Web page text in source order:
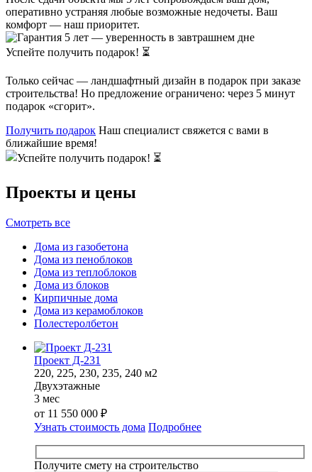
оперативно устраняя любые возможные недочеты. Ваш
комфорт — наш приоритет.
Успейте получить подарок! ⏳
Только сейчас — ландшафтный дизайн в подарок при заказе
строительства! Но предложение ограничено: через 5 минут
подарок «сгорит».
Получить подарок Наш специалист свяжется с вами в
ближайшие время!
Проекты и цены
Смотреть все
Дома из газобетона
Дома из пеноблоков
Дома из теплоблоков
Дома из блоков
Кирпичные дома
Дома из керамоблоков
Полестеролбетон
Проект Д-231
220, 225, 230, 235, 240 м2
Двухэтажные
3 мес
от 11 550 000 ₽
Узнать стоимость дома Подробнее
Получите смету на строительство